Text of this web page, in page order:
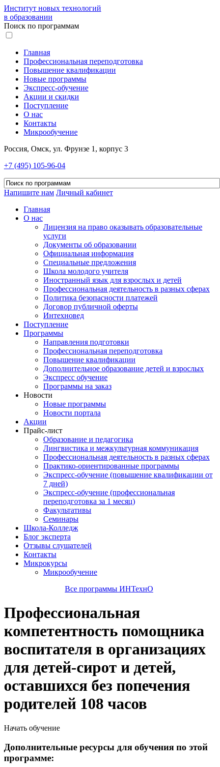
Институт новых технологий
в образовании
Поиск по программам
Главная
Профессиональная переподготовка
Повышение квалификации
Новые программы
Экспресс-обучение
Акции и скидки
Поступление
О нас
Контакты
Микрообучение
Россия, Омск, ул. Фрунзе 1, корпус 3
+7 (495) 105-96-04
Напишите нам Личный кабинет
Главная
О нас
Лицензия на право оказывать образовательные
услуги
Документы об образовании
Официальная информация
Специальные предложения
Школа молодого учителя
Иностранный язык для взрослых и детей
Профессиональная деятельность в разных сферах
Политика безопасности платежей
Договор публичной оферты
Интехновед
Поступление
Программы
Направления подготовки
Профессиональная переподготовка
Повышение квалификации
Дополнительное образование детей и взрослых
Экспресс обучение
Программы на заказ
Новости
Новые программы
Новости портала
Акции
Прайс-лист
Образование и педагогика
Лингвистика и межкультурная коммуникация
Профессиональная деятельность в разных сферах
Практико-ориентированные программы
Экспресс-обучение (повышение квалификации от
7 дней)
Экспресс-обучение (профессиональная
переподготовка за 1 месяц)
Факультативы
Семинары
Школа-Колледж
Блог эксперта
Отзывы слушателей
Контакты
Микрокурсы
Микрообучение
Все программы ИНТехнО
Профессиональная
компетентность помощника
воспитателя в организациях
для детей-сирот и детей,
оставшихся без попечения
родителей 108 часов
Начать обучение
Дополнительные ресурсы для обучения по этой
программе: